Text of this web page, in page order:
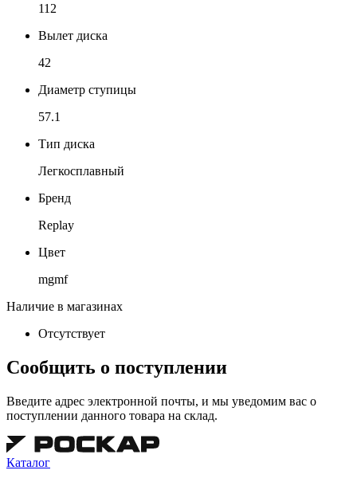
112
Вылет диска
42
Диаметр ступицы
57.1
Тип диска
Легкосплавный
Бренд
Replay
Цвет
mgmf
Наличие в магазинах
Отсутствует
Сообщить о поступлении
Введите адрес электронной почты, и мы уведомим вас о
поступлении данного товара на склад.
Каталог